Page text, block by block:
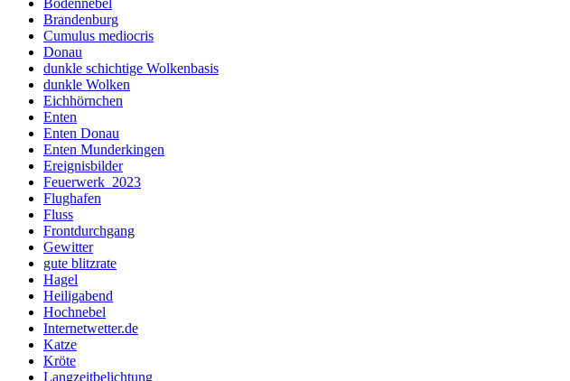
Bodennebel
Brandenburg
Cumulus mediocris
Donau
dunkle schichtige Wolkenbasis
dunkle Wolken
Eichhörnchen
Enten
Enten Donau
Enten Munderkingen
Ereignisbilder
Feuerwerk_2023
Flughafen
Fluss
Frontdurchgang
Gewitter
gute blitzrate
Hagel
Heiligabend
Hochnebel
Internetwetter.de
Katze
Kröte
Langzeitbelichtung